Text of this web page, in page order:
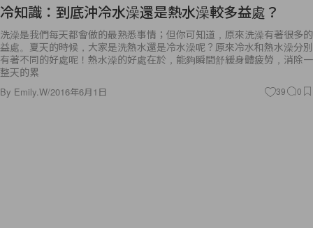
冷知識：到底沖冷水澡還是熱水澡較多益處？
洗澡是我們每天都會做的最熟悉事情；但你可知道，原來洗澡有著很多的
益處。夏天的時候，大家是洗熱水還是冷水澡呢？原來冷水和熱水澡分別
有著不同的好處呢！熱水澡的好處在於，能夠瞬間舒緩身體疲勞，消除一
整天的累
By Emily.W/2016年6月1日 39 0